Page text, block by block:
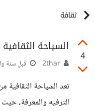
ثقافة
4
السياحة
قبل سنة
تعد السياحة الثقافية
الترفيه والمعرفة،